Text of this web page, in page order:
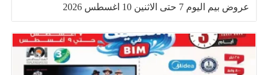
عروض بيم اليوم 7 حتى الاثنين 10 اغسطس 2026